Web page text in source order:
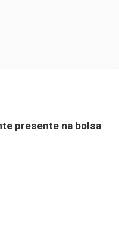
presente na bolsa